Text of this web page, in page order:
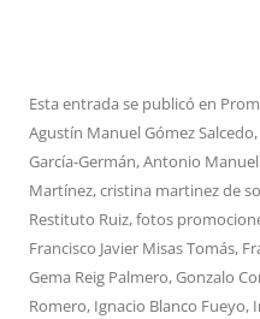
Esta entrada se publicó en
Agustín Manuel Gómez Salcedo,
García-Germán,Antonio Manuel
Martínez,cristina martinez de
Restituto Ruiz,fotos
Francisco Javier Misas Tomás,
Gema Reig Palmero,Gonzalo
Romero, Ignacio Blanco Fueyo,